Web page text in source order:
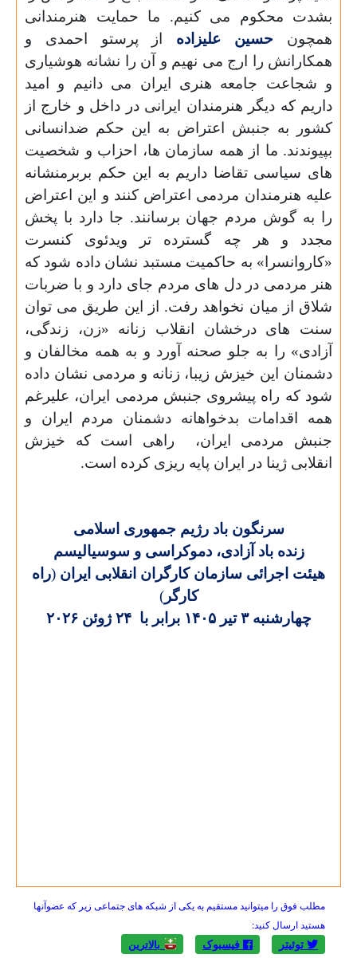
بشدت محکوم می کنیم. ما حمایت هنرمندانی
همچون حسین علیزاده از پرستو احمدی و
همکارانش را ارج می نهیم و آن را نشانه هوشیاری
و شجاعت جامعه هنری ایران می دانیم و امید
داریم که دیگر هنرمندان ایرانی در داخل و خارج از
کشور به جنبش اعتراض به این حکم ضدانسانی
بپیوندند. ما از همه سازمان ها، احزاب و شخصیت
های سیاسی تقاضا داریم به این حکم بربرمنشانه
علیه هنرمندان مردمی اعتراض کنند و این اعتراض
را به گوش مردم جهان برسانند. جا دارد با پخش
مجدد و هر چه گسترده تر ویدئوی کنسرت
«کاروانسرا» به حاکمیت مستبد نشان داده شود که
هنر مردمی در دل های مردم جای دارد و با ضربات
شلاق از میان نخواهد رفت. از این طریق می توان
سنت های درخشان انقلاب زنانه «زن، زندگی،
آزادی» را به جلو صحنه آورد و به همه مخالفان و
دشمنان این خیزش زیبا، زنانه و مردمی نشان داده
شود که راه پیشروی جنبش مردمی ایران، علیرغم
همه اقدامات بدخواهانه دشمنان مردم ایران و
جنبش مردمی ایران، راهی است که خیزش
انقلابی ژینا در ایران پایه ریزی کرده است.
سرنگون باد رژیم جمهوری اسلامی
زنده باد آزادی، دموكراسی و سوسیالیسم
هیئت اجرائی سازمان کارگران انقلابی ایران (راه
کارگر)
چهارشنبه ۳ تير ۱۴۰۵ برابر با ۲۴ ژوئن ۲۰۲۶
مطلب فوق را میتوانید مستقیم به یکی از شبکه های جتماعی زیر که عضوآنها
هستید ارسال کنید:
توئیتر فیسبوک بالاترين